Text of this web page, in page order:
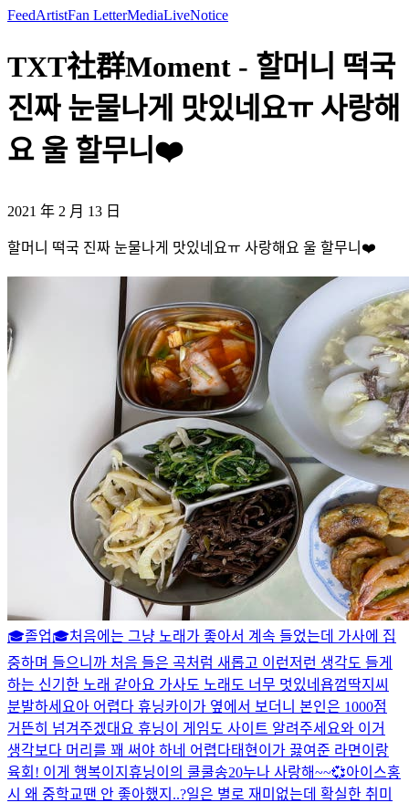
FeedArtistFan LetterMediaLiveNotice
TXT社群Moment - 할머니 떡국
진짜 눈물나게 맛있네요ㅠ 사랑해
요 울 할무니❤️
2021 年 2 月 13 日
할머니 떡국 진짜 눈물나게 맛있네요ㅠ 사랑해요 울 할무니❤️
🎓졸업🎓처음에는 그냥 노래가 좋아서 계속 들었는데 가사에 집
중하며 들으니까 처음 들은 곡처럼 새롭고 이런저런 생각도 들게
하는 신기한 노래 같아요 가사도 노래도 너무 멋있네욥껌딱지씨
분발하세요아 어렵다 휴닝카이가 옆에서 보더니 본인은 1000점
거뜬히 넘겨주겠대요 휴닝이 게임도 사이트 알려주세요와 이거
생각보다 머리를 꽤 써야 하네 어렵다태현이가 끓여준 라면이랑
육회! 이게 행복이지 휴닝이의 쿨쿨송20누나 사랑해~~💞아이스홍
시 왜 중학교땐 안 좋아했지..?일은 별로 재미없는데 확실한 취미